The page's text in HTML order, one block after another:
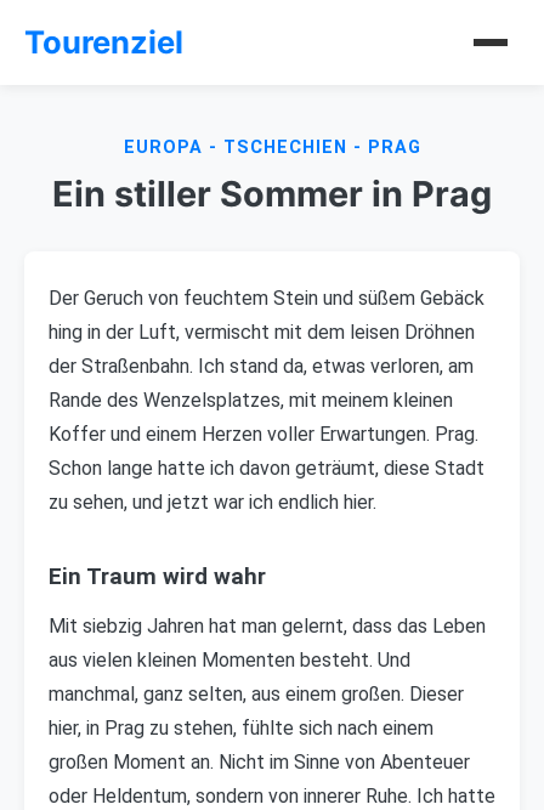
Tourenziel
EUROPA - TSCHECHIEN - PRAG
Ein stiller Sommer in Prag
Der Geruch von feuchtem Stein und süßem Gebäck
hing in der Luft, vermischt mit dem leisen Dröhnen
der Straßenbahn. Ich stand da, etwas verloren, am
Rande des Wenzelsplatzes, mit meinem kleinen
Koffer und einem Herzen voller Erwartungen. Prag.
Schon lange hatte ich davon geträumt, diese Stadt
zu sehen, und jetzt war ich endlich hier.
Ein Traum wird wahr
Mit siebzig Jahren hat man gelernt, dass das Leben
aus vielen kleinen Momenten besteht. Und
manchmal, ganz selten, aus einem großen. Dieser
hier, in Prag zu stehen, fühlte sich nach einem
großen Moment an. Nicht im Sinne von Abenteuer
oder Heldentum, sondern von innerer Ruhe. Ich hatte